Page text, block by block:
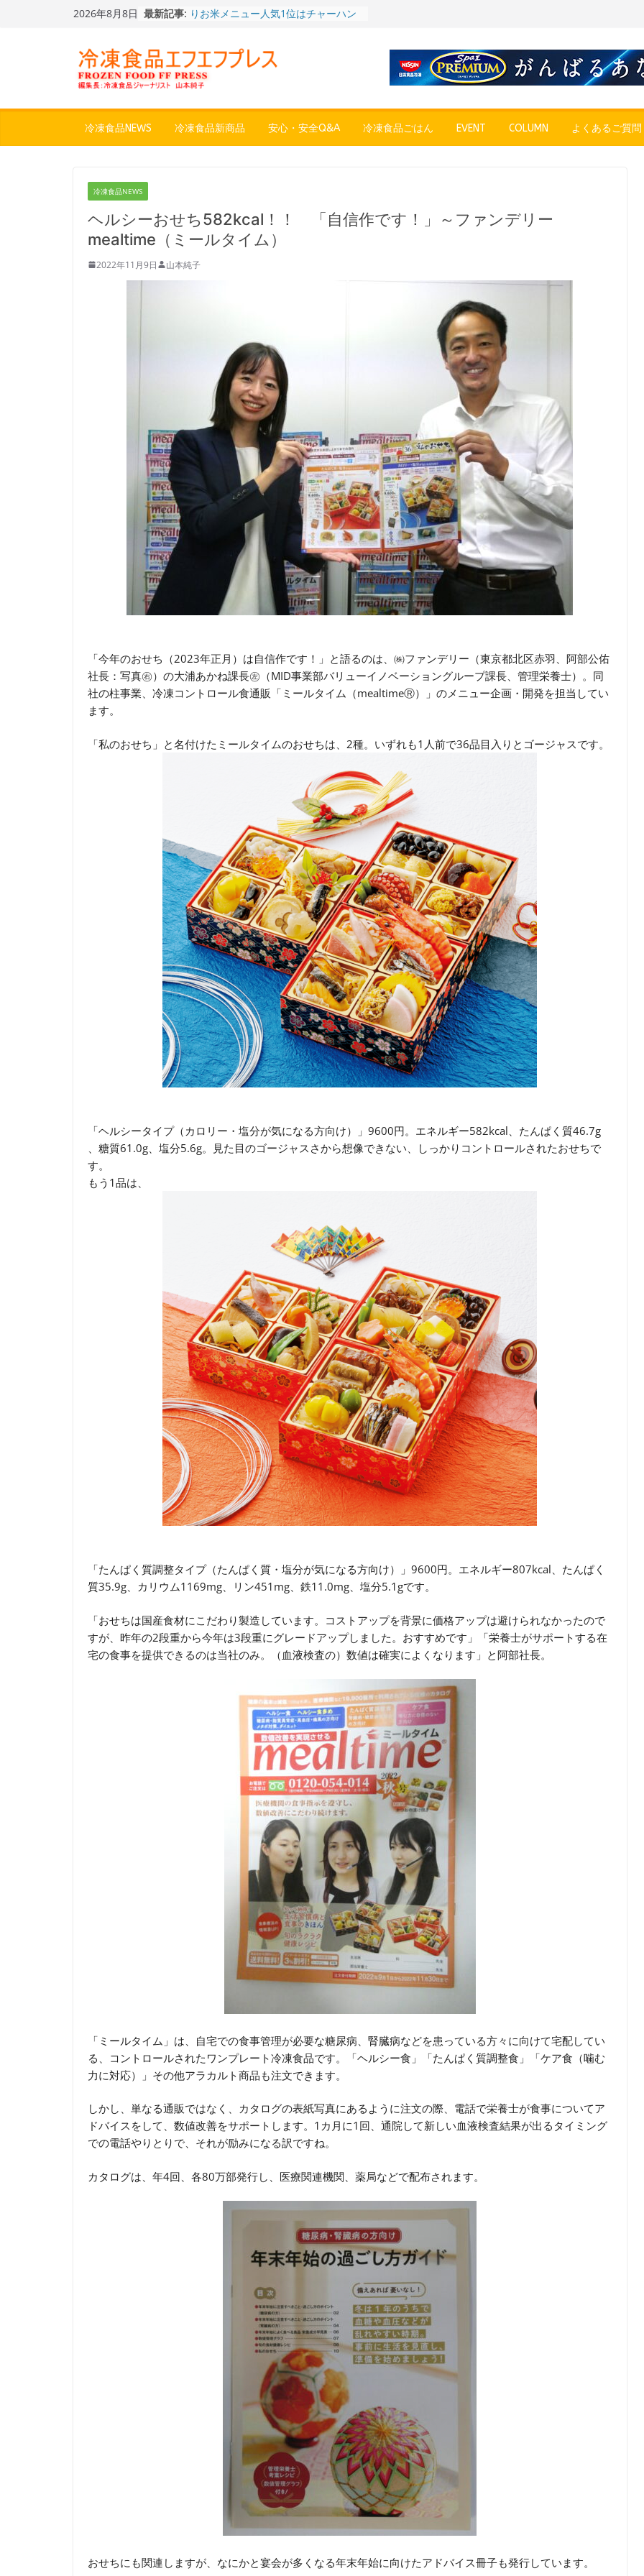
2026年8月8日 最新記事: 冷凍ワンプレート№1のニップン、9月
餃子キャラ”ぎょざ・ぎょざお”POPUP
ストアで作者にご挨拶、新作”れいと
うこ～こ～”を知る
WONDER YELLOW」復刻発売中
今まで無かった大盛！水から簡単レン
りお米メニュー人気1位はチャーハン
～ニチレイフーズ調べ
冷凍食品NEWS 冷凍食品新商品 安心・安全Q&A 冷凍食品ごはん EVENT COLUMN よくあるご質問
冷凍食品NEWS
ヘルシーおせち582kcal！！ 「自信作です！」～ファンデリー
mealtime（ミールタイム）
2022年11月9日 山本純子
「今年のおせち（2023年正月）は自信作です！」と語るのは、㈱ファンデリー（東京都北区赤羽、阿部公佑
社長：写真㊨）の大浦あかね課長㊧（MID事業部バリューイノベーショングループ課長、管理栄養士）。同
社の柱事業、冷凍コントロール食通販「ミールタイム（mealtimeⓇ）」のメニュー企画・開発を担当してい
ます。
「私のおせち」と名付けたミールタイムのおせちは、2種。いずれも1人前で36品目入りとゴージャスです。
「ヘルシータイプ（カロリー・塩分が気になる方向け）」9600円。エネルギー582kcal、たんぱく質46.7g
、糖質61.0g、塩分5.6g。見た目のゴージャスさから想像できない、しっかりコントロールされたおせちで
す。
もう1品は、
「たんぱく質調整タイプ（たんぱく質・塩分が気になる方向け）」9600円。エネルギー807kcal、たんぱく
質35.9g、カリウム1169mg、リン451mg、鉄11.0mg、塩分5.1gです。
「おせちは国産食材にこだわり製造しています。コストアップを背景に価格アップは避けられなかったので
すが、昨年の2段重から今年は3段重にグレードアップしました。おすすめです」「栄養士がサポートする在
宅の食事を提供できるのは当社のみ。（血液検査の）数値は確実によくなります」と阿部社長。
「ミールタイム」は、自宅での食事管理が必要な糖尿病、腎臓病などを患っている方々に向けて宅配してい
る、コントロールされたワンプレート冷凍食品です。「ヘルシー食」「たんぱく質調整食」「ケア食（噛む
力に対応）」その他アラカルト商品も注文できます。
しかし、単なる通販ではなく、カタログの表紙写真にあるように注文の際、電話で栄養士が食事についてア
ドバイスをして、数値改善をサポートします。1カ月に1回、通院して新しい血液検査結果が出るタイミング
での電話やりとりで、それが励みになる訳ですね。
カタログは、年4回、各80万部発行し、医療関連機関、薬局などで配布されます。
おせちにも関連しますが、なにかと宴会が多くなる年末年始に向けたアドバイス冊子も発行しています。